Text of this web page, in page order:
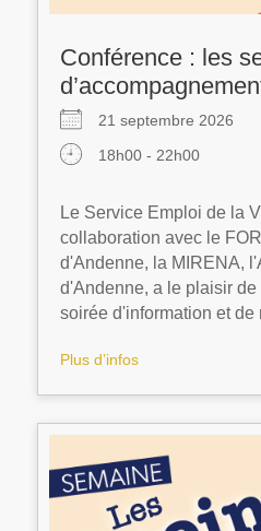
Conférence : les
21 septembre 2026
18h00 - 22h00
Le Service Emploi de la
collaboration avec le
d'Andenne, la MIRENA,
d'Andenne, a le plaisir
soirée d'information et de
Plus d’infos